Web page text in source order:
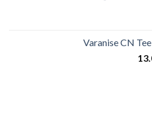
Varanise CN
السعر